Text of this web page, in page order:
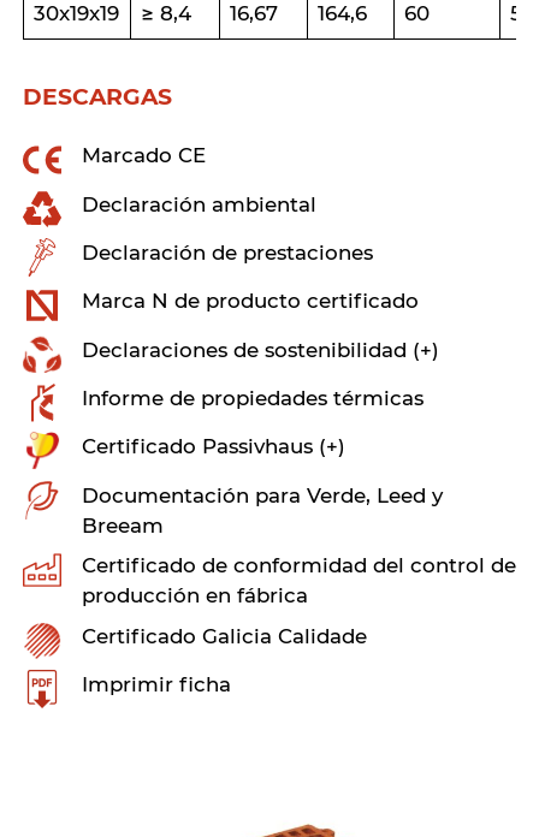
30x19x19 ≥ 8,4 16,67 164,6 60
DESCARGAS
Marcado CE
Declaración ambiental
Declaración de prestaciones
Marca N de producto certificado
Declaraciones de sostenibilidad (+)
Informe de propiedades térmicas
Certificado Passivhaus (+)
Documentación para Verde, Leed y
Breeam
Certificado de conformidad del control de
producción en fábrica
Certificado Galicia Calidade
Imprimir ficha